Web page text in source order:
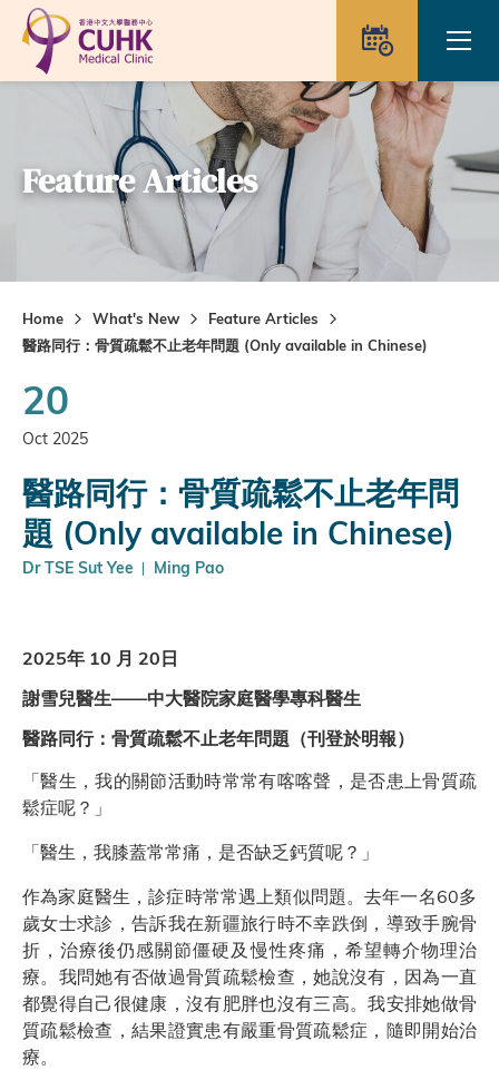
Skip to main content
Feature Articles
Home What's New
Feature Articles
醫路同行：骨質疏鬆不止老年問題 (Only available in Chinese)
20
Oct 2025
醫路同行：骨質疏鬆不止老年問
題 (Only available in Chinese)
Dr TSE Sut Yee Ming Pao
2025年 10 月 20日
謝雪兒醫生——中大醫院家庭醫學專科醫生
醫路同行：骨質疏鬆不止老年問題（刊登於明報）
「醫生，我的關節活動時常常有喀喀聲，是否患上骨質疏
鬆症呢？」
「醫生，我膝蓋常常痛，是否缺乏鈣質呢？」
作為家庭醫生，診症時常常遇上類似問題。去年一名60多
歲女士求診，告訴我在新疆旅行時不幸跌倒，導致手腕骨
折，治療後仍感關節僵硬及慢性疼痛，希望轉介物理治
療。我問她有否做過骨質疏鬆檢查，她說沒有，因為一直
都覺得自己很健康，沒有肥胖也沒有三高。我安排她做骨
質疏鬆檢查，結果證實患有嚴重骨質疏鬆症，隨即開始治
療。